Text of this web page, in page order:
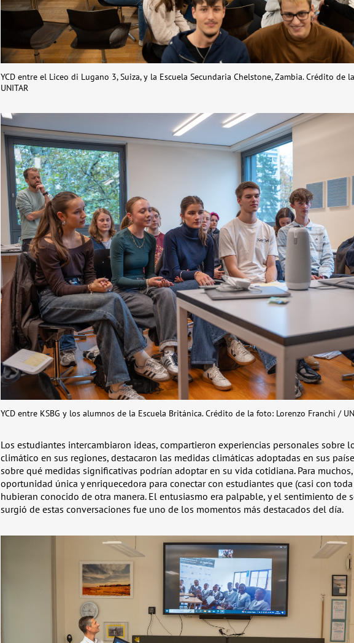
YCD entre el Liceo di Lugano 3, Suiza, y la Escuela Secundaria Chelstone, Zambia. Crédito de
UNITAR
YCD entre KSBG y los alumnos de la Escuela Británica. Crédito de la foto: Lorenzo Franchi /
Los estudiantes intercambiaron ideas, compartieron experiencias personales sobre
climático en sus regiones, destacaron las medidas climáticas adoptadas en sus
sobre qué medidas significativas podrían adoptar en su vida cotidiana. Para
oportunidad única y enriquecedora para conectar con estudiantes que (casi con
hubieran conocido de otra manera. El entusiasmo era palpable, y el sentimiento de
surgió de estas conversaciones fue uno de los momentos más destacados del día.